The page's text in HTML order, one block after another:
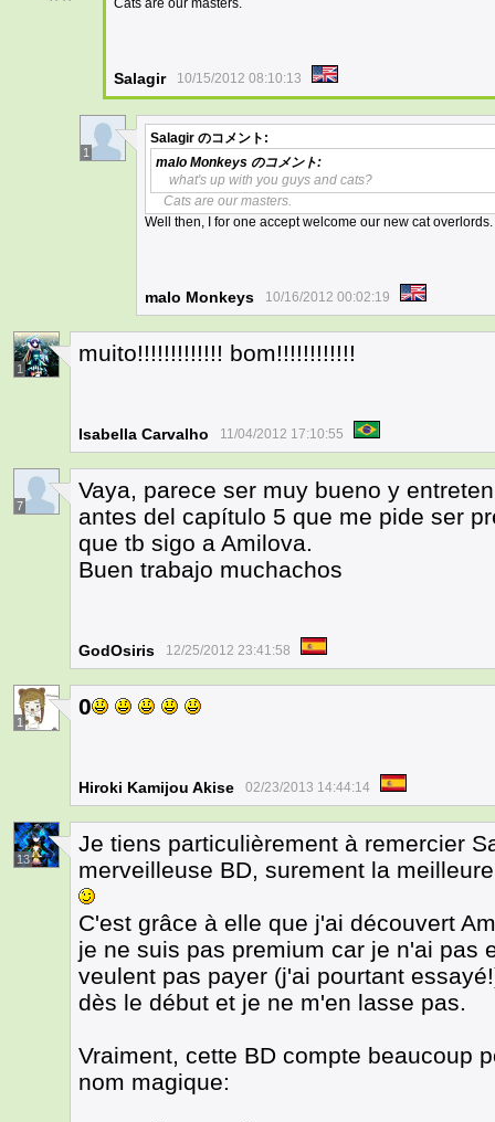
Cats are our masters.
Salagir 10/15/2012 08:10:13
1
Salagir のコメント:
malo Monkeys のコメント:
what's up with you guys and cats?
Cats are our masters.
Well then, I for one accept welcome our new cat overlords.
malo Monkeys 10/16/2012 00:02:19
1
muito!!!!!!!!!!!!! bom!!!!!!!!!!!!
Isabella Carvalho 11/04/2012 17:10:55
7
Vaya, parece ser muy bueno y
antes del capítulo 5 que me pide ser
que tb sigo a Amilova.
Buen trabajo muchachos
GodOsiris 12/25/2012 23:41:58
1
0
Hiroki Kamijou Akise 02/23/2013 14:44:14
13
Je tiens particulièrement à remercier
merveilleuse BD, surement la
C'est grâce à elle que j'ai découvert
je ne suis pas premium car je n'ai pas
veulent pas payer (j'ai pourtant
dès le début et je ne m'en lasse pas.
Vraiment, cette BD compte beaucoup
nom magique: